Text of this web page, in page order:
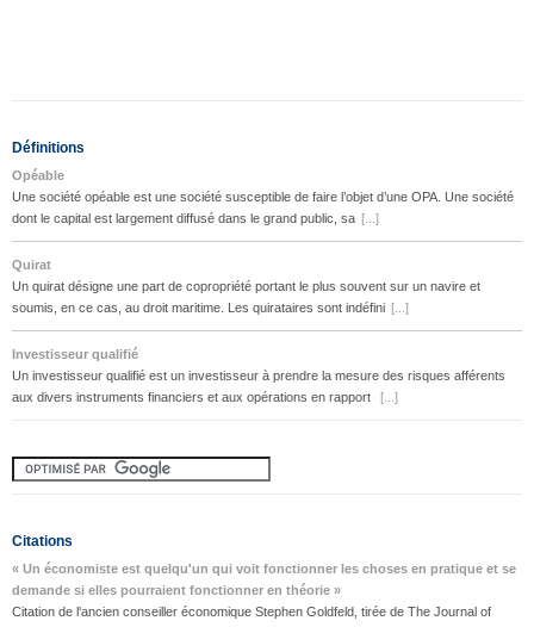
Définitions
Opéable
Une société opéable est une société susceptible de faire l’objet d’une OPA. Une société
dont le capital est largement diffusé dans le grand public, sa [...]
Quirat
Un quirat désigne une part de copropriété portant le plus souvent sur un navire et
soumis, en ce cas, au droit maritime. Les quirataires sont indéfini [...]
Investisseur qualifié
Un investisseur qualifié est un investisseur à prendre la mesure des risques afférents
aux divers instruments financiers et aux opérations en rapport
[...]
Citations
« Un économiste est quelqu'un qui voit fonctionner les choses en pratique et se
demande si elles pourraient fonctionner en théorie »
Citation de l'ancien conseiller économique Stephen Goldfeld, tirée de The Journal of